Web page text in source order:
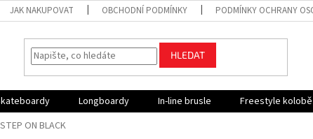
JAK NAKUPOVAT OBCHODNÍ PODMÍNKY PODMÍNKY OCHRANY
HLEDAT
Longboardy In-line brusle Freestyle
ON BLACK